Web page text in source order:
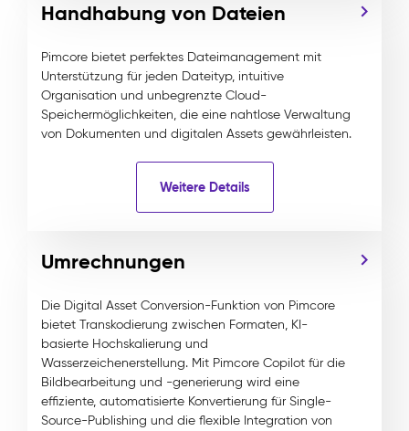
Handhabung von Dateien
Pimcore bietet perfektes Dateimanagement mit
Unterstützung für jeden Dateityp, intuitive
Organisation und unbegrenzte Cloud-
Speichermöglichkeiten, die eine nahtlose Verwaltung
von Dokumenten und digitalen Assets gewährleisten.
Weitere Details
Umrechnungen
Die Digital Asset Conversion-Funktion von Pimcore
bietet Transkodierung zwischen Formaten, KI-
basierte Hochskalierung und
Wasserzeichenerstellung. Mit Pimcore Copilot für die
Bildbearbeitung und -generierung wird eine
effiziente, automatisierte Konvertierung für Single-
Source-Publishing und die flexible Integration von